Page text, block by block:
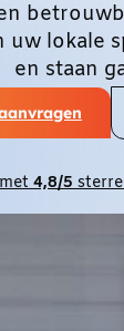
uw lokale
en staan
4,8/5